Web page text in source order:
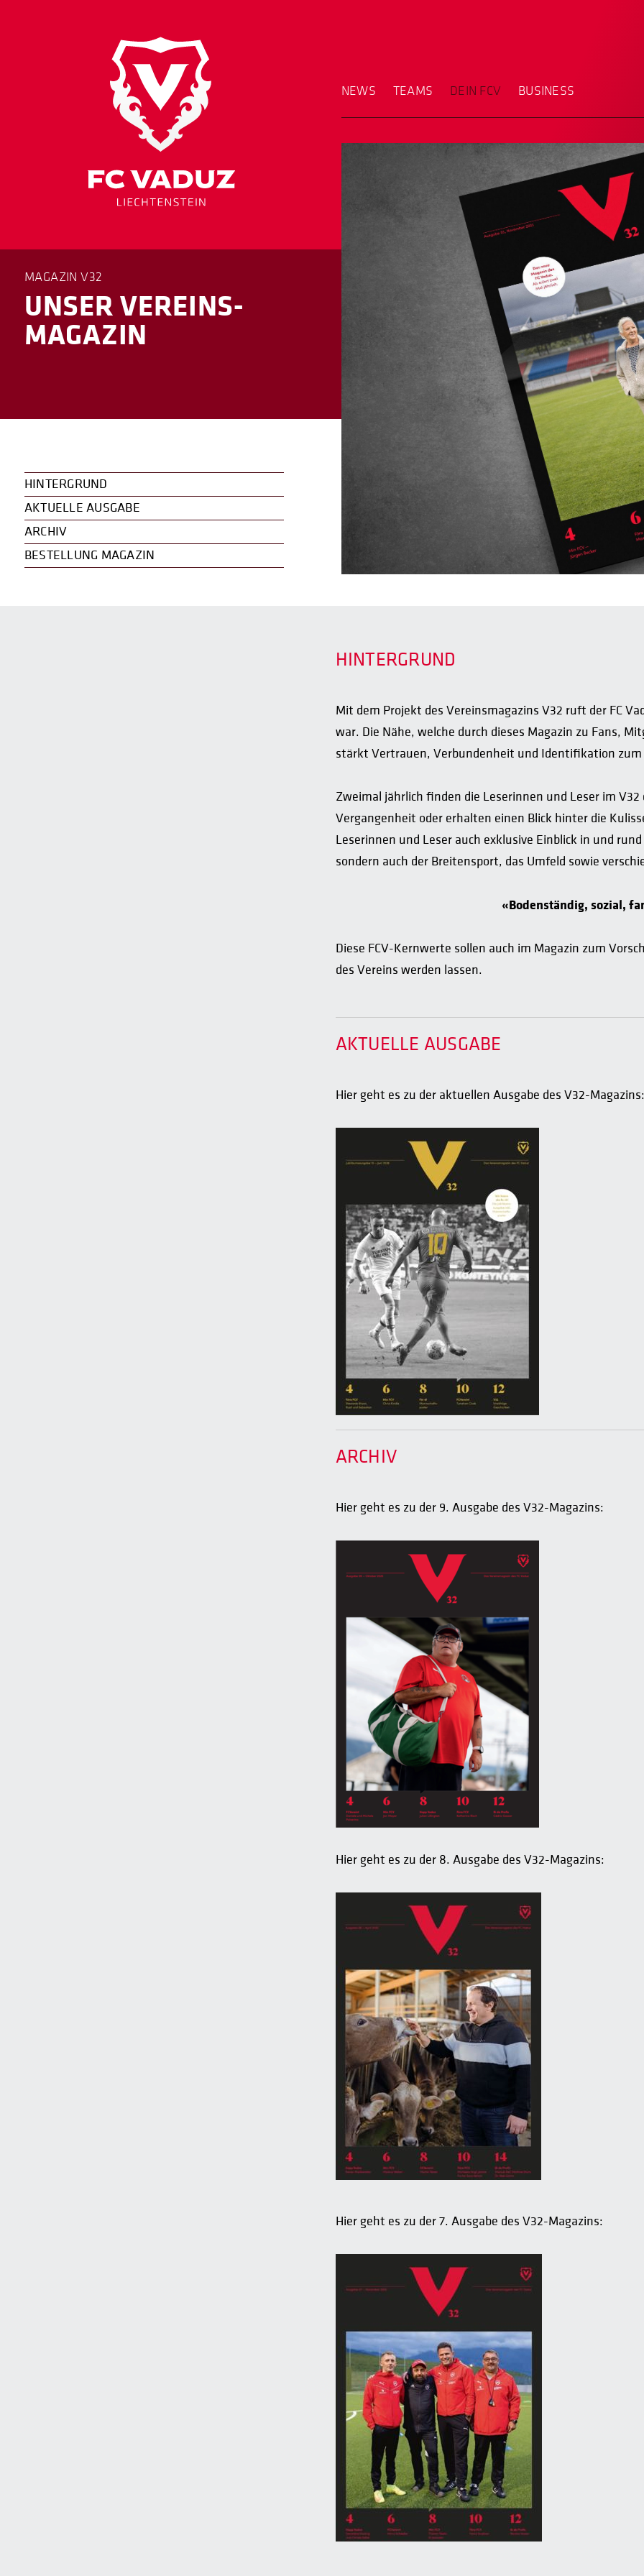
NEWS TEAMS DEIN FCV BUSINESS
MAGAZIN V32
UNSER VEREINS-
MAGAZIN
HINTERGRUND
AKTUELLE AUSGABE
ARCHIV
BESTELLUNG MAGAZIN
HINTERGRUND
Mit dem Projekt des Vereinsmagazins V32 ruft der FC
war. Die Nähe, welche durch dieses Magazin zu Fans,
stärkt Vertrauen, Verbundenheit und Identifikation zum
Zweimal jährlich finden die Leserinnen und Leser im
Vergangenheit oder erhalten einen Blick hinter die
Leserinnen und Leser auch exklusive Einblick in und
sondern auch der Breitensport, das Umfeld sowie
«Bodenständig, sozial,
Diese FCV-Kernwerte sollen auch im Magazin zum
des Vereins werden lassen.
AKTUELLE AUSGABE
Hier geht es zu der aktuellen Ausgabe des V32-Magazins:
ARCHIV
Hier geht es zu der 9. Ausgabe des V32-Magazins:
Hier geht es zu der 8. Ausgabe des V32-Magazins:
Hier geht es zu der 7. Ausgabe des V32-Magazins: